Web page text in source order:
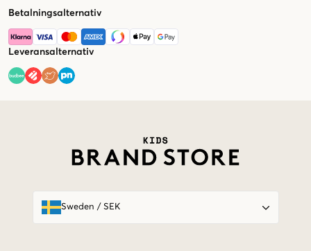
Betalningsalternativ
Leveransalternativ
Sweden / SEK